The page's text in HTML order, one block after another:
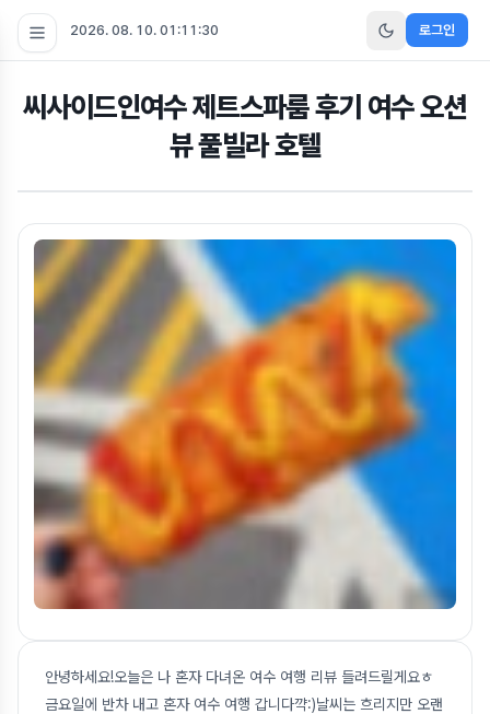
2026. 08. 10. 01:11:30 로그인
씨사이드인여수 제트스파룸 후기 여수 오션
뷰 풀빌라 호텔
안녕하세요!오늘은 나 혼자 다녀온 여수 여행 리뷰 들려드릴게요ㅎ
금요일에 반차 내고 혼자 여수 여행 갑니다꺅:)날씨는 흐리지만 오랜